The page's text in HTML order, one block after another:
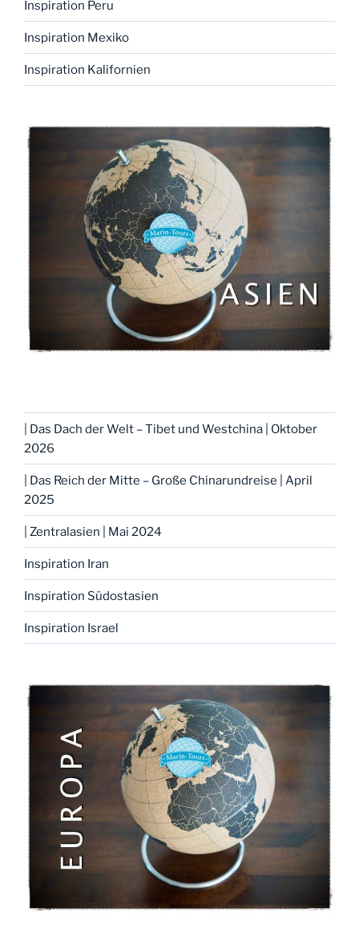
Inspiration Peru
Inspiration Mexiko
Inspiration Kalifornien
| Das Dach der Welt – Tibet und Westchina | Oktober
2026
| Das Reich der Mitte – Große Chinarundreise | April
2025
| Zentralasien | Mai 2024
Inspiration Iran
Inspiration Südostasien
Inspiration Israel